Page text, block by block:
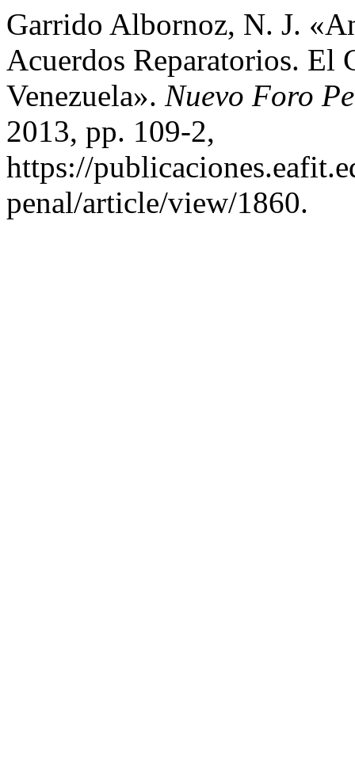
Garrido Albornoz, N. J.
Acuerdos Reparatorios. El
Venezuela». Nuevo Foro
2013, pp. 109-2,
https://
penal/article/view/1860.